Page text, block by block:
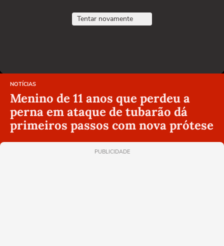
Tentar novamente
NOTÍCIAS
Menino de 11 anos que perdeu a
perna em ataque de tubarão dá
primeiros passos com nova prótese
PUBLICIDADE